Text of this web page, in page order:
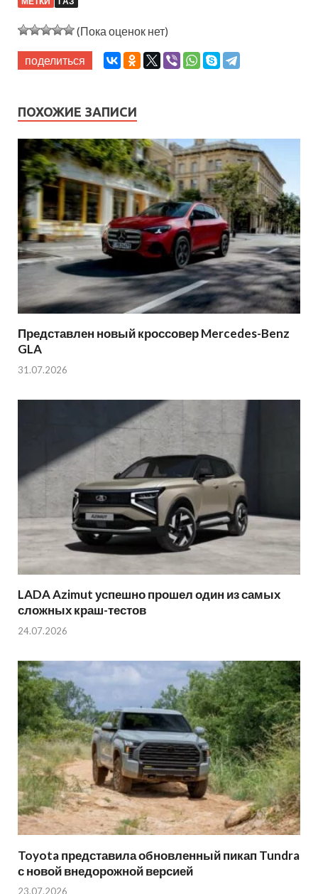
(Пока оценок нет)
поделиться
ПОХОЖИЕ ЗАПИСИ
Представлен новый кроссовер Mercedes-Benz
GLA
31.07.2026
LADA Azimut успешно прошел один из самых
сложных краш-тестов
24.07.2026
Toyota представила обновленный пикап Tundra
с новой внедорожной версией
23.07.2026